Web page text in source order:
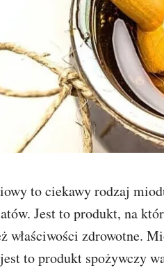
to ciekawy rodzaj
Jest to produkt, na
właściwości zdrowotne.
to produkt spożywczy